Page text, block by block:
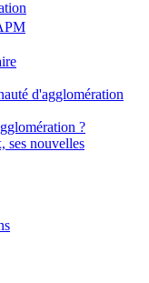
d'agglomération
?
ses nouvelles